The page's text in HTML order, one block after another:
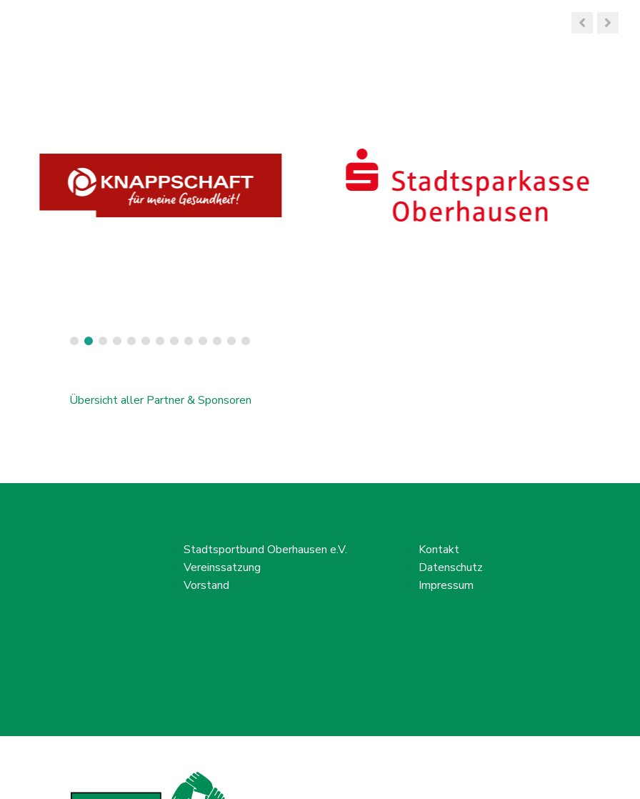
Übersicht aller Partner & Sponsoren
Stadtsportbund Oberhausen e.V.
Vereinssatzung
Vorstand
Kontakt
Datenschutz
Impressum